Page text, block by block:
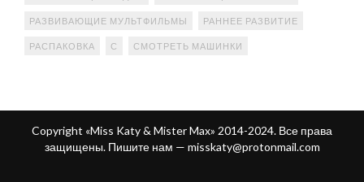
РАЗВИВАЮЩИЕ МУЛЬТФИЛЬМЫ РАННЕЕ РАЗВИТИЕ
РАСПАКОВКА С СМОТРЕТЬ МАШИНКИ
Copyright «Miss Katy & Mister Max» 2014-2024. Все права
защищены. Пишите нам — misskaty@protonmail.com